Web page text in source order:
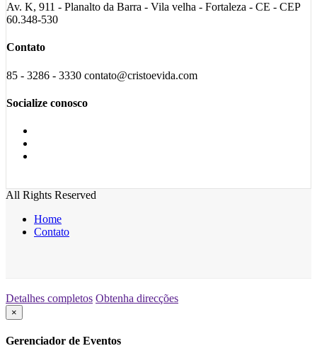
Av. K, 911 - Planalto da Barra - Vila velha - Fortaleza - CE - CEP
60.348-530
Contato
85 - 3286 - 3330 contato@cristoevida.com
Socialize conosco
All Rights Reserved
Home
Contato
Detalhes completos Obtenha direcções
×
Gerenciador de Eventos